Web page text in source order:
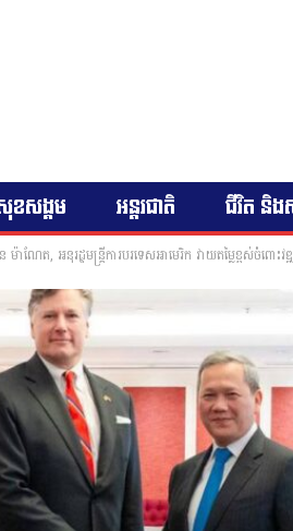
ខសង្គម អន្តរជាតិ ជីវិត និង
ែត, អនុរដ្ឋមន្ត្រីការបរទេសអាមេរិក វាយតម្លៃខ្ពស់ចំពោះវ